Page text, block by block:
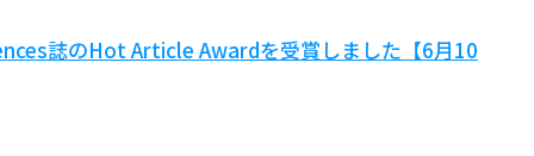
誌のHot Article Awardを受賞しました【6月10